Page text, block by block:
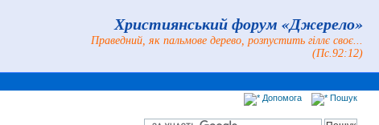
Християнський форум «Джерело»
Праведний, як пальмове дерево, розпустить гіллє своє...
(Пс.92:12)
Допомога Пошук